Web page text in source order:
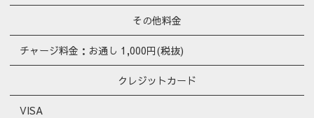
その他料金
チャージ料金：お通し 1,000円(税抜)
クレジットカード
VISA